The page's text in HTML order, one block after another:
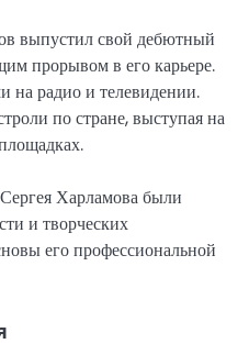
выпустил свой дебютный
прорывом в его карьере.
на радио и телевидении.
по стране, выступая на
Харламова были
и творческих
его профессиональной